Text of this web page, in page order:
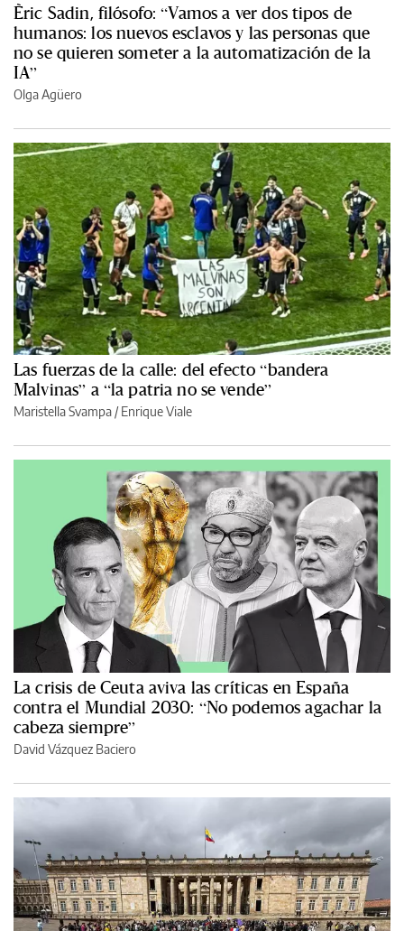
Èric Sadin, filósofo: “Vamos a ver dos tipos de
humanos: los nuevos esclavos y las personas que
no se quieren someter a la automatización de la
IA”
Olga Agüero
Las fuerzas de la calle: del efecto “bandera
Malvinas” a “la patria no se vende”
Maristella Svampa /Enrique Viale
La crisis de Ceuta aviva las críticas en España
contra el Mundial 2030: “No podemos agachar la
cabeza siempre”
David Vázquez Baciero